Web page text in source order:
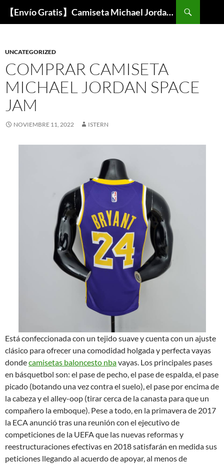
【Envío Gratis】Camiseta Michael Jordan NBA Barata
Buscar
UNCATEGORIZED
COMPRAR CAMISETA
MICHAEL JORDAN SPACE
JAM
NOVIEMBRE 11, 2022 ISTERN
Está confeccionada con un tejido suave y cuenta con un ajuste
clásico para ofrecer una comodidad holgada y perfecta vayas
dondecamisetas baloncesto nbavayas. Los principales pases
en básquetbol son: el pase de pecho, el pase de espalda, el pase
picado (botando una vez contra el suelo), el pase por encima de
la cabeza y el alley-oop (tirar cerca de la canasta para que un
compañero la emboque). Pese a todo, en la primavera de 2017
la ECA anunció tras una reunión con el ejecutivo de
competiciones de la UEFA que las nuevas reformas y
reestructuraciones efectivas en 2018 satisfarán en medida sus
peticiones llegando al acuerdo de apoyar, al menos de